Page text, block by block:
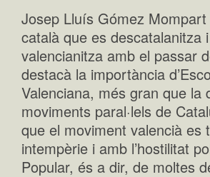
Josep Lluís Gómez Mompart
català que es descatalanitza
valencianitza amb el passar
destacà la importància
Valenciana, més gran que la
moviments paral·lels de
que el moviment valencià es
intempèrie i amb l’hostilitat
Popular, és a dir, de moltes